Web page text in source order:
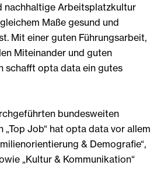
nachhaltige Arbeitsplatzkultur
Maße gesund und
Mit einer guten Führungsarbeit,
Miteinander und guten
schafft opta data ein gutes
bundesweiten
Job“ hat opta data vor allem
& Demografie“,
„Kultur & Kommunikation“